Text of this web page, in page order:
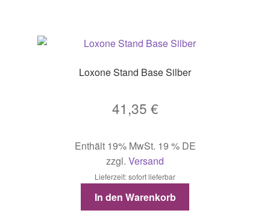
Loxone Stand Base Silber
41,35 €
Enthält 19% MwSt. 19 % DE
zzgl. Versand
Lieferzeit: sofort lieferbar
In den Warenkorb